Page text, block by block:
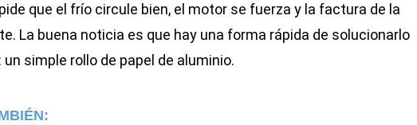
que el frío circule bien, el motor se fuerza y la factura de la
La buena noticia es que hay una forma rápida de solucionarlo
simple rollo de papel de aluminio.